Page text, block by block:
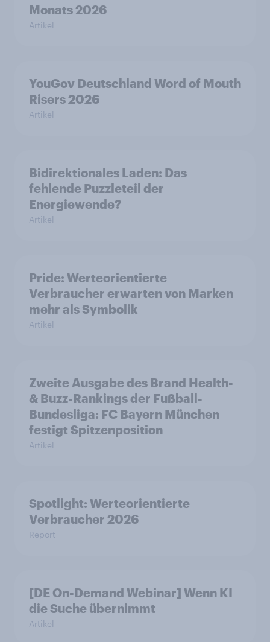
Monats 2026
Artikel
YouGov Deutschland Word of Mouth
Risers 2026
Artikel
Bidirektionales Laden: Das
fehlende Puzzleteil der
Energiewende?
Artikel
Pride: Werteorientierte
Verbraucher erwarten von Marken
mehr als Symbolik
Artikel
Zweite Ausgabe des Brand Health-
& Buzz-Rankings der Fußball-
Bundesliga: FC Bayern München
festigt Spitzenposition
Artikel
Spotlight: Werteorientierte
Verbraucher 2026
Report
[DE On-Demand Webinar] Wenn KI
die Suche übernimmt
Artikel